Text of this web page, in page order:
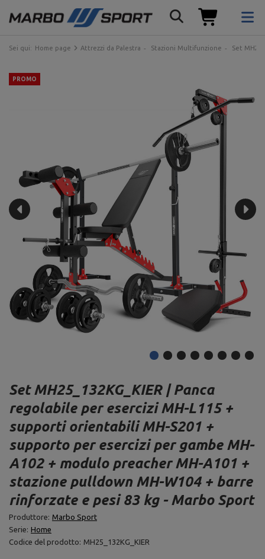
Sei qui: Home page Attrezzi da Palestra Stazioni Multifunzione Set
PROMO
Set MH25_132KG_KIER | Panca
regolabile per esercizi MH-L115 +
supporti orientabili MH-S201 +
supporto per esercizi per gambe MH-
A102 + modulo preacher MH-A101 +
stazione pulldown MH-W104 + barre
rinforzate e pesi 83 kg - Marbo Sport
Produttore: Marbo Sport
Serie: Home
Codice del prodotto: MH25_132KG_KIER